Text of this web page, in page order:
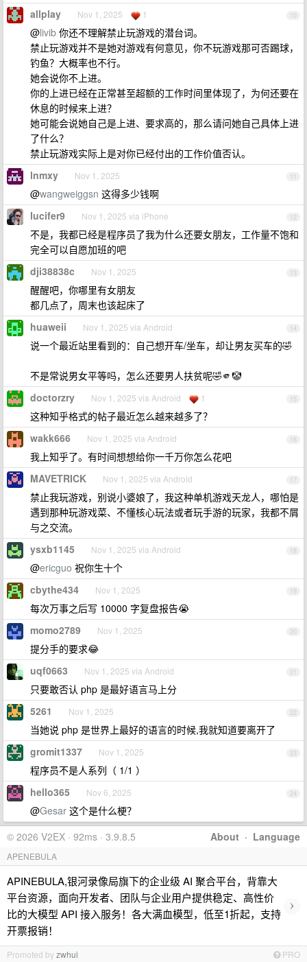
10
allplay Nov 1, 2025 1
@livib 你还不理解禁止玩游戏的潜台词。
禁止玩游戏并不是她对游戏有何意见，你不玩游戏那可否踢球，
钓鱼？大概率也不行。
她会说你不上进。
你的上进已经在正常甚至超额的工作时间里体现了，为何还要在
休息的时候来上进？
她可能会说她自己是上进、要求高的，那么请问她自己具体上进
了什么？
禁止玩游戏实际上是对你已经付出的工作价值否认。
11
lnmxy Nov 1, 2025
@wangweiggsn 这得多少钱啊
12
lucifer9 Nov 1, 2025 via iPhone
不是，我都已经是程序员了我为什么还要女朋友，工作量不饱和
完全可以自愿加班的吧
13
dji38838c Nov 1, 2025
醒醒吧，你哪里有女朋友
都几点了，周末也该起床了
14
huaweii Nov 1, 2025 via Android
说一个最近站里看到的：自己想开车/坐车，却让男友买车的🤣
不是常说男女平等吗，怎么还要男人扶贫呢🤣🫵🤡
15
doctorzry Nov 1, 2025 via Android 1
这种知乎格式的帖子最近怎么越来越多了？
16
wakk666 Nov 1, 2025 via Android
我上知乎了。有时间想想给你一千万你怎么花吧
17
MAVETRICK Nov 1, 2025 via Android
禁止我玩游戏，别说小婆娘了，我这种单机游戏天龙人，哪怕是
遇到那种玩游戏菜、不懂核心玩法或者玩手游的玩家，我都不屑
与之交流。
18
ysxb1145 Nov 1, 2025 via Android
@ericguo 祝你生十个
19
cbythe434 Nov 1, 2025
每次万事之后写 10000 字复盘报告😭
20
momo2789 Nov 1, 2025
提分手的要求😂
21
uqf0663 Nov 1, 2025 via Android
只要敢否认 php 是最好语言马上分
22
5261 Nov 1, 2025
当她说 php 是世界上最好的语言的时候,我就知道要离开了
23
gromit1337 Nov 1, 2025
程序员不是人系列（ 1/1 ）
24
hello365 Nov 6, 2025
@Gesar 这个是什么梗？
About · Language
© 2026 V2EX · 92ms · 3.9.8.5
APENEBULA
APINEBULA,银河录像局旗下的企业级 AI 聚合平台，背靠大
平台资源，面向开发者、团队与企业用户提供稳定、高性价
比的大模型 API 接入服务！各大满血模型，低至1折起，支持
开票报销！
›
Promoted byzwhui PRO